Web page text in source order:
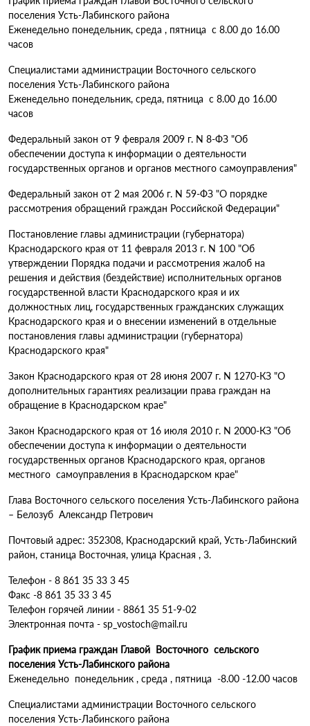
поселения Усть-Лабинского района
Еженедельно понедельник, среда , пятница с 8.00 до 16.00
часов
Специалистами администрации Восточного сельского
поселения Усть-Лабинского района
Еженедельно понедельник, среда, пятница с 8.00 до 16.00
часов
Федеральный закон от 9 февраля 2009 г. N 8-ФЗ "Об
обеспечении доступа к информации о деятельности
государственных органов и органов местного самоуправления"
Федеральный закон от 2 мая 2006 г. N 59-ФЗ "О порядке
рассмотрения обращений граждан Российской Федерации"
Постановление главы администрации (губернатора)
Краснодарского края от 11 февраля 2013 г. N 100 "Об
утверждении Порядка подачи и рассмотрения жалоб на
решения и действия (бездействие) исполнительных органов
государственной власти Краснодарского края и их
должностных лиц, государственных гражданских служащих
Краснодарского края и о внесении изменений в отдельные
постановления главы администрации (губернатора)
Краснодарского края"
Закон Краснодарского края от 28 июня 2007 г. N 1270-КЗ "О
дополнительных гарантиях реализации права граждан на
обращение в Краснодарском крае"
Закон Краснодарского края от 16 июля 2010 г. N 2000-КЗ "Об
обеспечении доступа к информации о деятельности
государственных органов Краснодарского края, органов
местного самоуправления в Краснодарском крае"
Глава Восточного сельского поселения Усть-Лабинского района
– Белозуб Александр Петрович
Почтовый адрес: 352308, Краснодарский край, Усть-Лабинский
район, станица Восточная, улица Красная , 3.
Телефон - 8 861 35 33 3 45
Факс -8 861 35 33 3 45
Телефон горячей линии - 8861 35 51-9-02
Электронная почта - sp_vostoch@mail.ru
График приема граждан Главой Восточного сельского
поселения Усть-Лабинского района
Еженедельно понедельник , среда , пятница -8.00 -12.00 часов
Специалистами администрации Восточного сельского
поселения Усть-Лабинского района